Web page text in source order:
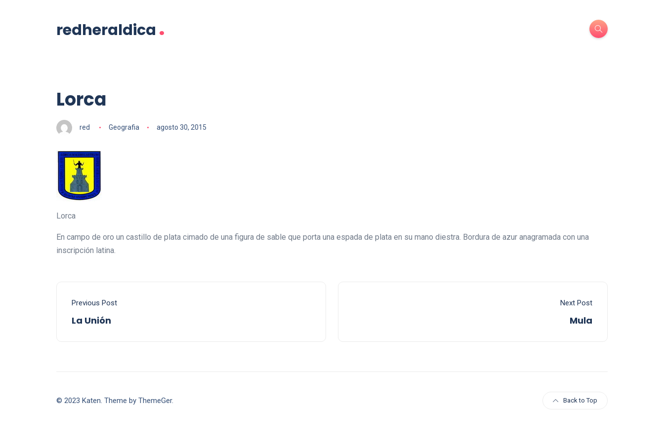
redheraldica .
Lorca
red Geografia agosto 30, 2015
Lorca
En campo de oro un castillo de plata cimado de una figura de sable que porta una espada de plata en su mano diestra. Bordura de azur anagramada con una
inscripción latina.
Previous Post
La Unión
Next Post
Mula
© 2023 Katen. Theme by ThemeGer. Back to Top